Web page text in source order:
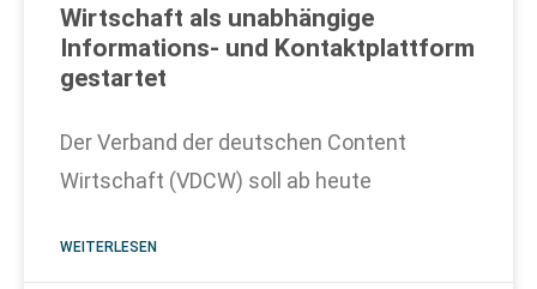
Wirtschaft als unabhängige
Informations- und Kontaktplattform
gestartet
Der Verband der deutschen Content
Wirtschaft (VDCW) soll ab heute
WEITERLESEN